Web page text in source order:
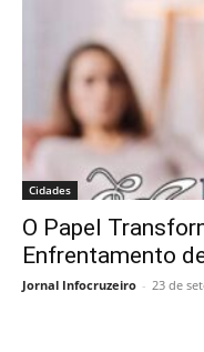
Cidades
O Papel
Enfrentamento
Jornal Infocruzeiro - 23 de